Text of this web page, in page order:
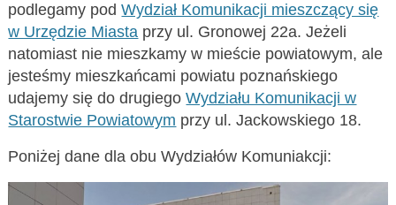
podlegamy podWydział Komunikacji mieszczący się
w Urzędzie Miasta przy ul. Gronowej 22a. Jeżeli
natomiast nie mieszkamy w mieście powiatowym, ale
jesteśmy mieszkańcami powiatu poznańskiego
udajemy się do drugiegoWydziału Komunikacji w
Starostwie Powiatowym przy ul. Jackowskiego 18.
Poniżej dane dla obu Wydziałów Komuniakcji: